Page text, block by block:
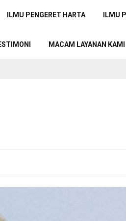
ILMU PENGERET HARTA ILMU
MACAM LAYANAN KAMI